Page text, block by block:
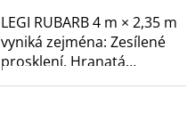
LEGI RUBARB 4 m × 2,35 m
vyniká zejména: Zesílené
prosklení. Hranatá
konstrukce,...